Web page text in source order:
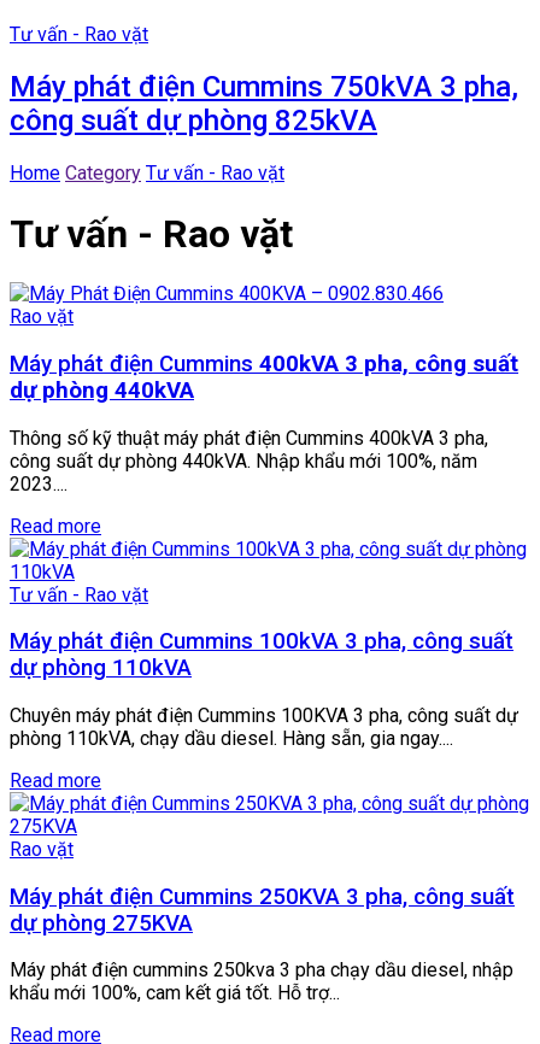
Tư vấn - Rao vặt
Máy phát điện Cummins 750kVA 3 pha,
công suất dự phòng 825kVA
Home Category Tư vấn - Rao vặt
Tư vấn - Rao vặt
Rao vặt
Máy phát điện Cummins 400kVA 3 pha, công suất
dự phòng 440kVA
Thông số kỹ thuật máy phát điện Cummins 400kVA 3 pha,
công suất dự phòng 440kVA. Nhập khẩu mới 100%, năm
2023....
Read more
Tư vấn - Rao vặt
Máy phát điện Cummins 100kVA 3 pha, công suất
dự phòng 110kVA
Chuyên máy phát điện Cummins 100KVA 3 pha, công suất dự
phòng 110kVA, chạy dầu diesel. Hàng sẵn, gia ngay....
Read more
Rao vặt
Máy phát điện Cummins 250KVA 3 pha, công suất
dự phòng 275KVA
Máy phát điện cummins 250kva 3 pha chạy dầu diesel, nhập
khẩu mới 100%, cam kết giá tốt. Hỗ trợ...
Read more